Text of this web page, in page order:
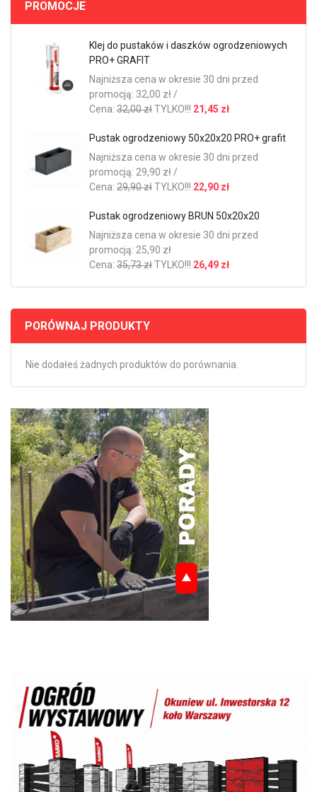
PROMOCJE
Klej do pustaków i daszków ogrodzeniowych
PRO+ GRAFIT
Najniższa cena w okresie 30 dni przed
promocją: 32,00 zł /
Cena: 32,00 złTYLKO!!! 21,45 zł
Pustak ogrodzeniowy 50x20x20 PRO+ grafit
Najniższa cena w okresie 30 dni przed
promocją: 29,90 zł /
Cena: 29,90 złTYLKO!!! 22,90 zł
Pustak ogrodzeniowy BRUN 50x20x20
Najniższa cena w okresie 30 dni przed
promocją: 25,90 zł
Cena: 35,73 złTYLKO!!! 26,49 zł
PORÓWNAJ PRODUKTY
Nie dodałeś żadnych produktów do porównania.